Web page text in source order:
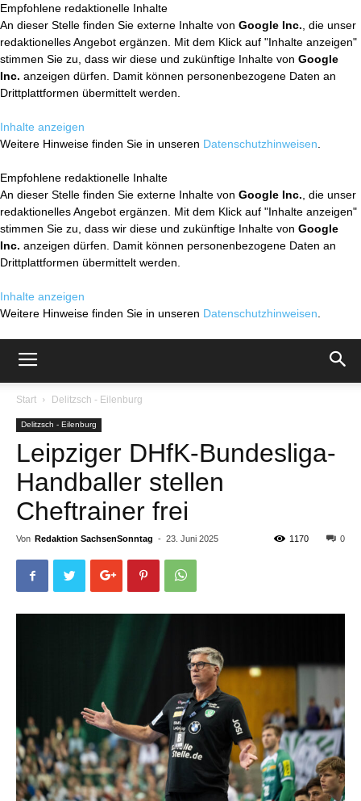
Empfohlene redaktionelle Inhalte
An dieser Stelle finden Sie externe Inhalte von Google Inc. , die unser
redaktionelles Angebot ergänzen. Mit dem Klick auf "Inhalte anzeigen"
stimmen Sie zu, dass wir diese und zukünftige Inhalte von Google
Inc. anzeigen dürfen. Damit können personenbezogene Daten an
Drittplattformen übermittelt werden.
Inhalte anzeigen
Weitere Hinweise finden Sie in unseren Datenschutzhinweisen
Empfohlene redaktionelle Inhalte
An dieser Stelle finden Sie externe Inhalte von Google Inc. , die unser
redaktionelles Angebot ergänzen. Mit dem Klick auf "Inhalte anzeigen"
stimmen Sie zu, dass wir diese und zukünftige Inhalte von Google
Inc. anzeigen dürfen. Damit können personenbezogene Daten an
Drittplattformen übermittelt werden.
Inhalte anzeigen
Weitere Hinweise finden Sie in unseren Datenschutzhinweisen
Start Delitzsch - Eilenburg
Delitzsch - Eilenburg
Leipziger DHfK-Bundesliga-
Handballer stellen
Cheftrainer frei
Von Redaktion SachsenSonntag - 23. Juni 2025 0
1170